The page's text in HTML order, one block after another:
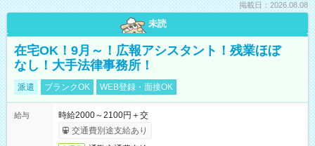
掲載日：2026.08.08
未読
在宅OK！9月～！広報アシスタント！残業ほぼ
なし！大手法律事務所！
派遣 ブランクOK WEB登録・面接OK
給与
時給2000～2100円＋交
交通費別途支給あり